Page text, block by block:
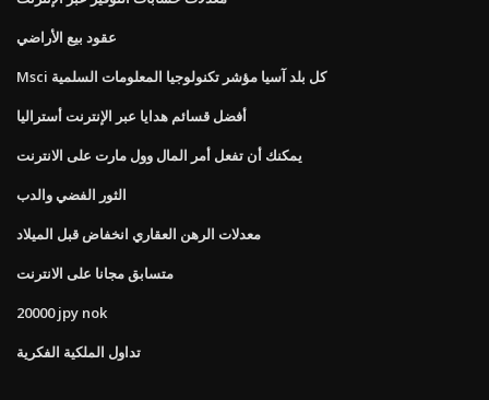
عقود بيع الأراضي
Msci كل بلد آسيا مؤشر تكنولوجيا المعلومات السلمية
أفضل قسائم هدايا عبر الإنترنت أستراليا
يمكنك أن تفعل أمر المال وول مارت على الانترنت
الثور الفضي والدب
معدلات الرهن العقاري انخفاض قبل الميلاد
متسابق مجانا على الانترنت
20000 jpy nok
تداول الملكية الفكرية